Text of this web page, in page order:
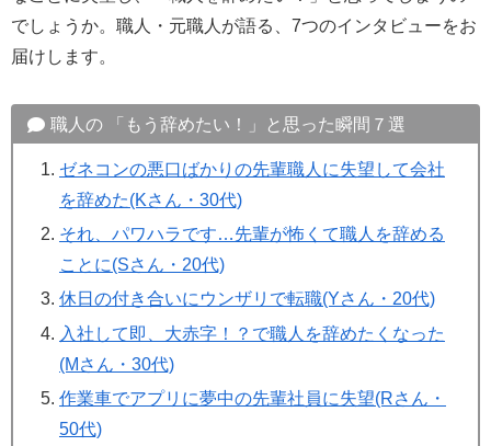
でしょうか。職人・元職人が語る、7つのインタビューをお
届けします。
職人の 「もう辞めたい！」と思った瞬間７選
ゼネコンの悪口ばかりの先輩職人に失望して会社
を辞めた(Kさん・30代)
それ、パワハラです…先輩が怖くて職人を辞める
ことに(Sさん・20代)
休日の付き合いにウンザリで転職(Yさん・20代)
入社して即、大赤字！？で職人を辞めたくなった
(Mさん・30代)
作業車でアプリに夢中の先輩社員に失望(Rさん・
50代)